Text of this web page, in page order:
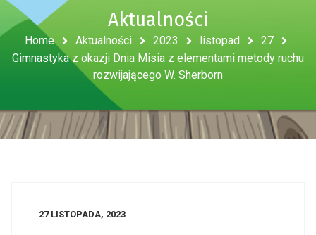
Aktualności
Home Aktualności 2023 listopad
27
Gimnastyka z okazji Dnia Misia z elementami metody ruchu
rozwijającego W. Sherborn
27 LISTOPADA, 2023